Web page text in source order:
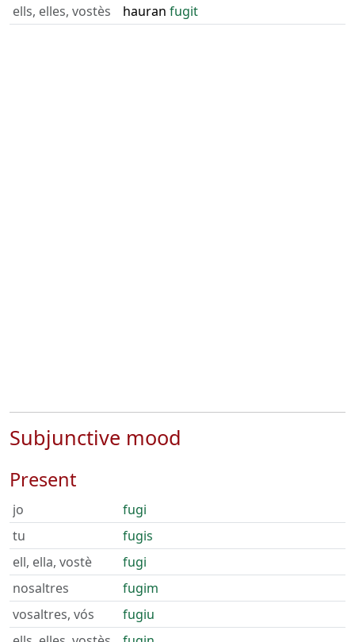
ells, elles, vostès
hauran fugit
Subjunctive mood
Present
jo
fugi
tu
fugis
ell, ella, vostè
fugi
nosaltres
fugim
vosaltres, vós
fugiu